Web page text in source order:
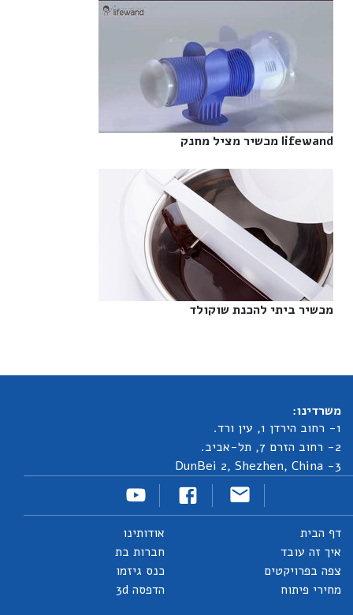
lifewand מכשיר מציל מחנק‎
מכשיר ביתי להכנת שוקולד‎
משרדינו:
1- רחוב הירדן 1, עין ורד.
2- רחוב הזרם 7, תל-אביב.
3- DunBei 2, Shezhen, China
דף הבית
איך זה עובד
צפה בפרויקטים
מחירי פיתוח
אודותינו
חברות בת
כנס גיזמו
הדפסה 3d